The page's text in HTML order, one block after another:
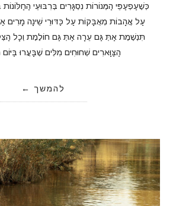
כְּשֶׁעַפְעַפֵּי הַמְּנוֹרוֹת נִסְגָּרִים בְּרִבּוּעֵי
עַל אֲהָבוֹת מְאֻבָּקוֹת עַל כַּדּוּרֵי שֵׁינָה מָרִים
תִּנְשֶׁמֶת אַתְּ גַּם עֵרָה אַתְּ גַּם חוֹלֶמֶת וְכָל
הַצַּוָּארִים שְׁחוּחִים מִלִּים שֶׁבָּעֲרוּ
להמשך